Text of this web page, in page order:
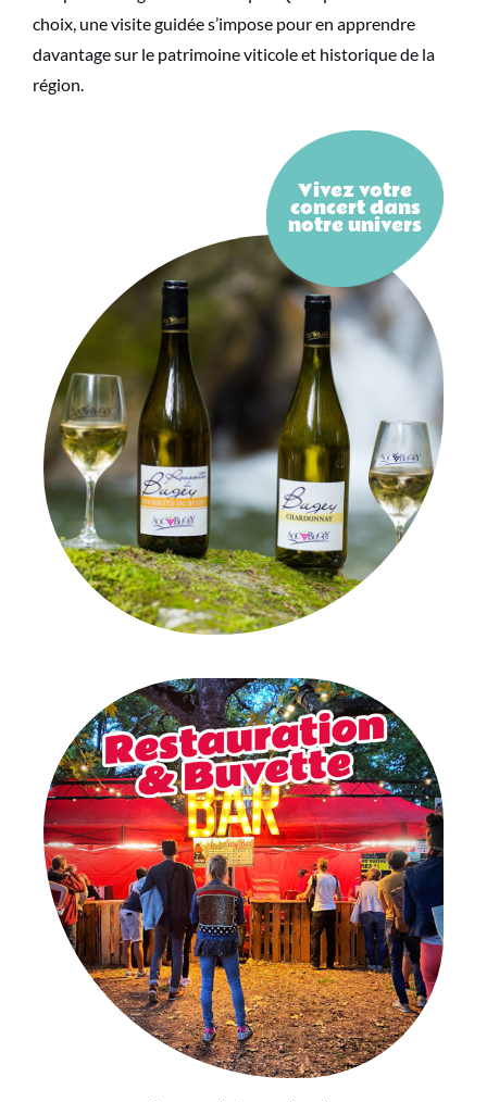
choix, une visite guidée s’impose pour en apprendre
davantage sur le patrimoine viticole et historique de la
région.
Vivez votre
concert dans
notre univers